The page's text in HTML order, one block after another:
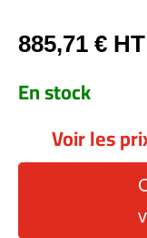
885,71 € HT
En stock
Voir les